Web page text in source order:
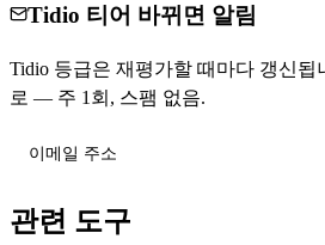
Tidio 티어 바뀌면 알림
Tidio 등급은 재평가할 때마다 갱신됩
로 — 주 1회, 스팸 없음.
관련 도구